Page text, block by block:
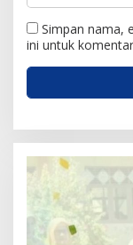
Simpan nama,
ini untuk